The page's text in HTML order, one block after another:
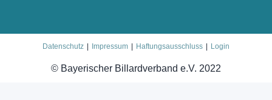
Datenschutz Impressum Haftungsausschluss Login
© Bayerischer Billardverband e.V. 2022